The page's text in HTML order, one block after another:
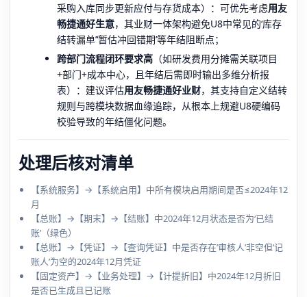
采购入库同步更新应付与存货成本）：可优先考虑用友
畅捷通好生意，其业财一体架构避免U8中常见的‘库存
结转漏单’‘暂估冲回错期’等年结阻断点；
跨部门流程闭环要求高 （如研发费用分摊需关联项目
+部门+成本中心，且年结后需即时输出多维分析报
表）：建议评估用友畅捷通好业财，其支持自定义结转
规则与跨模块数据血缘追踪，从根本上规避U8硬编码
校验导致的年结僵化问题。
处理后核对清单
【系统服务】→【系统启用】中所有模块启用期间是否≤2024年12
月
【总账】→【期末】→【结账】中2024年12月状态是否为‘已结
账’（绿色）
【总账】→【凭证】→【查询凭证】中是否存在‘审核人’非空但‘记
账人’为空的2024年12月凭证
【固定资产】→【业务处理】→【计提折旧】中2024年12月折旧
是否已生成且已记账